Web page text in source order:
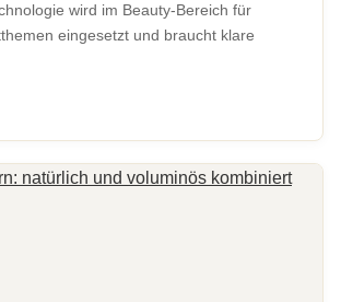
wird im Beauty-Bereich für
eingesetzt und braucht klare